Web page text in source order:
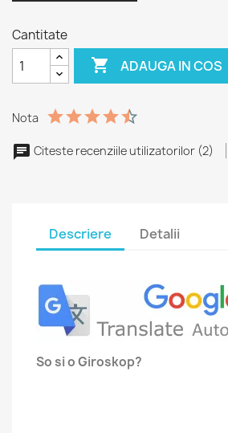
Cantitate
 ADAUGA IN COS
Nota
Citeste recenziile utilizatorilor (2)
Descriere Detalii
So si o Giroskop?